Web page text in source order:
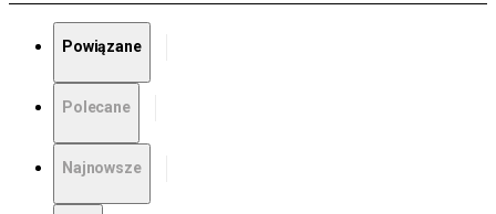
Powiązane
Polecane
Najnowsze